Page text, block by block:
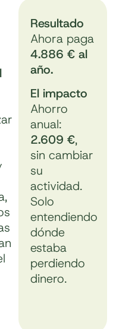
Resultado
Ahora paga
4.886 € al
año.
El impacto
Ahorro
anual:
2.609 €,
sin cambiar
su
actividad.
Solo
entendiendo
dónde
estaba
perdiendo
dinero.